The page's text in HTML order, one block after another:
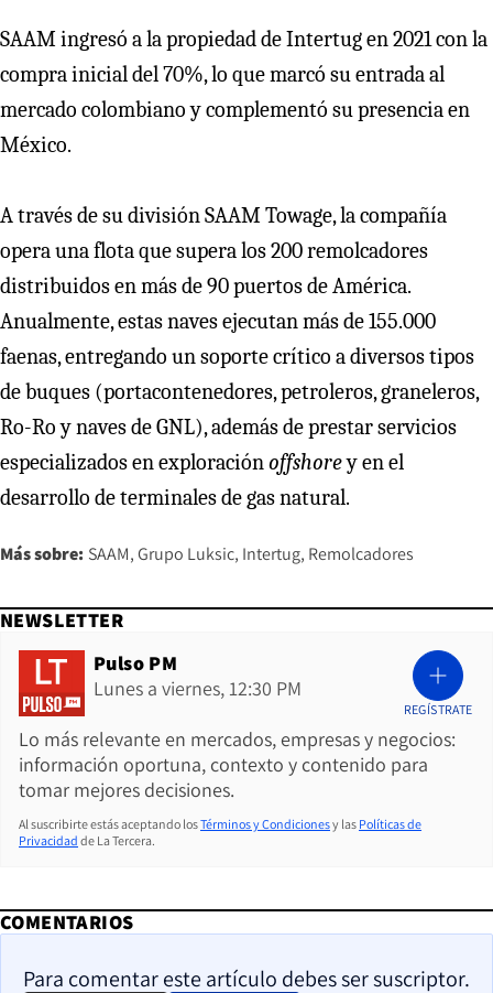
SAAM ingresó a la propiedad de Intertug en 2021 con la
compra inicial del 70%, lo que marcó su entrada al
mercado colombiano y complementó su presencia en
México.
A través de su división SAAM Towage, la compañía
opera una flota que supera los 200 remolcadores
distribuidos en más de 90 puertos de América.
Anualmente, estas naves ejecutan más de 155.000
faenas, entregando un soporte crítico a diversos tipos
de buques (portacontenedores, petroleros, graneleros,
Ro-Ro y naves de GNL), además de prestar servicios
especializados en exploraciónoffshorey en el
desarrollo de terminales de gas natural.
Más sobre: SAAM Grupo Luksic Intertug Remolcadores
NEWSLETTER
Pulso PM
Lunes a viernes, 12:30 PM
Lo más relevante en mercados, empresas y negocios:
información oportuna, contexto y contenido para
tomar mejores decisiones.
REGÍSTRATE
Al suscribirte estás aceptando losTérminos y Condicionesy las Políticas de
Privacidad de La Tercera.
COMENTARIOS
Para comentar este artículo debes ser suscriptor.